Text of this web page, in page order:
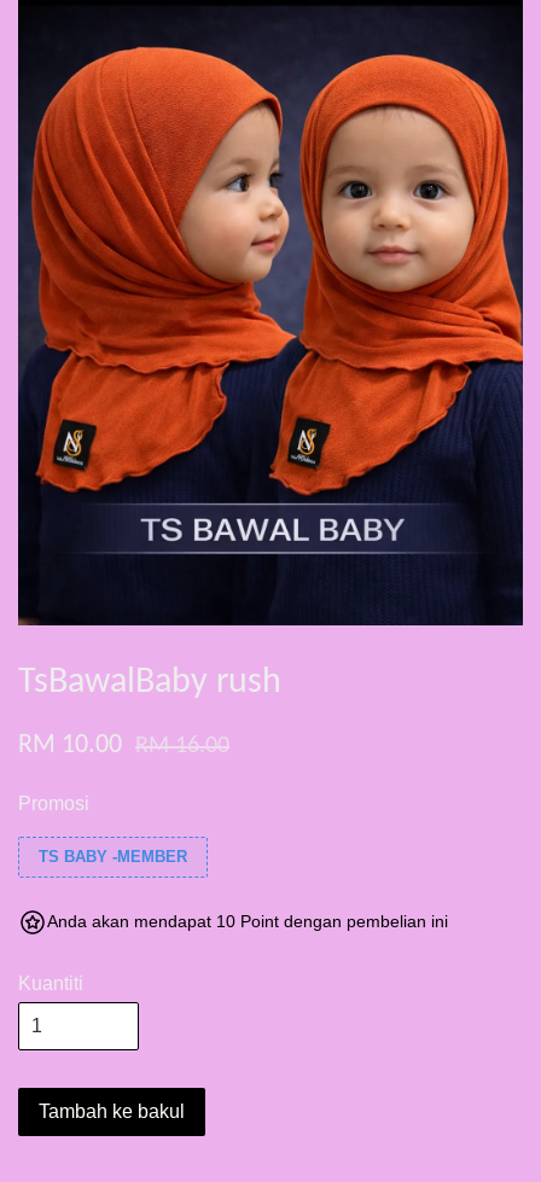
TsBawalBaby rush
RM 10.00 RM 16.00
Promosi
TS BABY -MEMBER
Anda akan mendapat 10 Point dengan pembelian ini
Kuantiti
Tambah ke bakul